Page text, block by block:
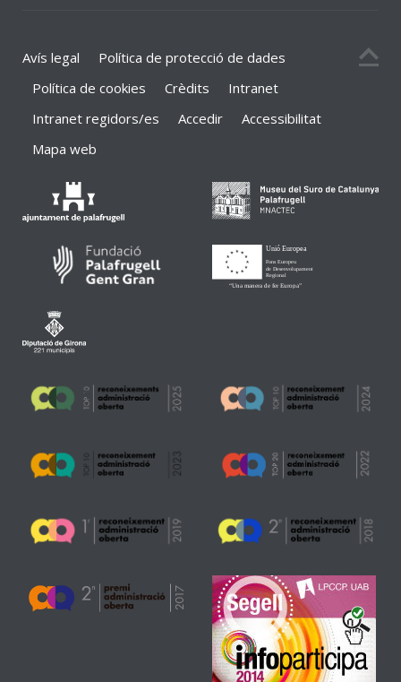
Avís legal
Política de protecció de dades
Política de cookies
Crèdits
Intranet
Intranet regidors/es
Accedir
Accessibilitat
Mapa web